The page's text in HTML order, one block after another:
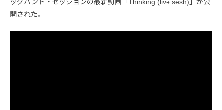
ッグバンド・セッションの最新動画「Thinking (live sesh)」が公
開された。